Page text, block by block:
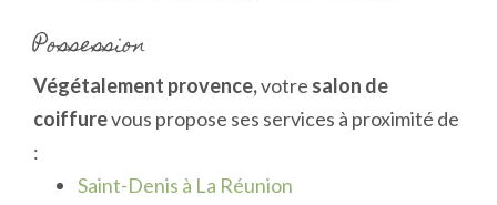
Possession
Végétalement provence,votre salon de
coiffurevous propose ses services à proximité de
:
Saint-Denis à La Réunion